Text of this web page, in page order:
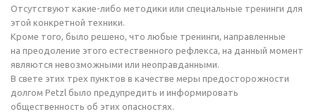
Отсутствуют какие-либо методики или специальные тренинги для
этой конкретной техники.
Кроме того, было решено, что любые тренинги, направленные
на преодоление этого естественного рефлекса, на данный момент
являются невозможными или неоправданными.
В свете этих трех пунктов в качестве меры предосторожности
долгом Petzl было предупредить и информировать
общественность об этих опасностях.